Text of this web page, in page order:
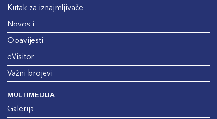
Kutak za iznajmljivače
Novosti
Obavijesti
eVisitor
Važni brojevi
MULTIMEDIJA
Galerija